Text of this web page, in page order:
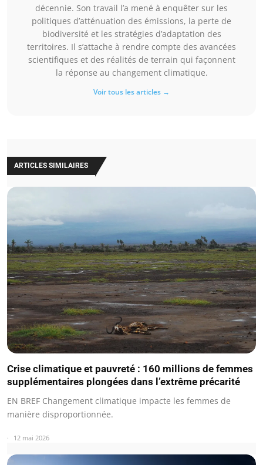
décennie. Son travail l’a mené à enquêter sur les
politiques d’atténuation des émissions, la perte de
biodiversité et les stratégies d’adaptation des
territoires. Il s’attache à rendre compte des avancées
scientifiques et des réalités de terrain qui façonnent
la réponse au changement climatique.
Voir tous les articles →
ARTICLES SIMILAIRES
Crise climatique et pauvreté : 160 millions de femmes
supplémentaires plongées dans l’extrême précarité
EN BREF Changement climatique impacte les femmes de
manière disproportionnée.
12 mai 2026